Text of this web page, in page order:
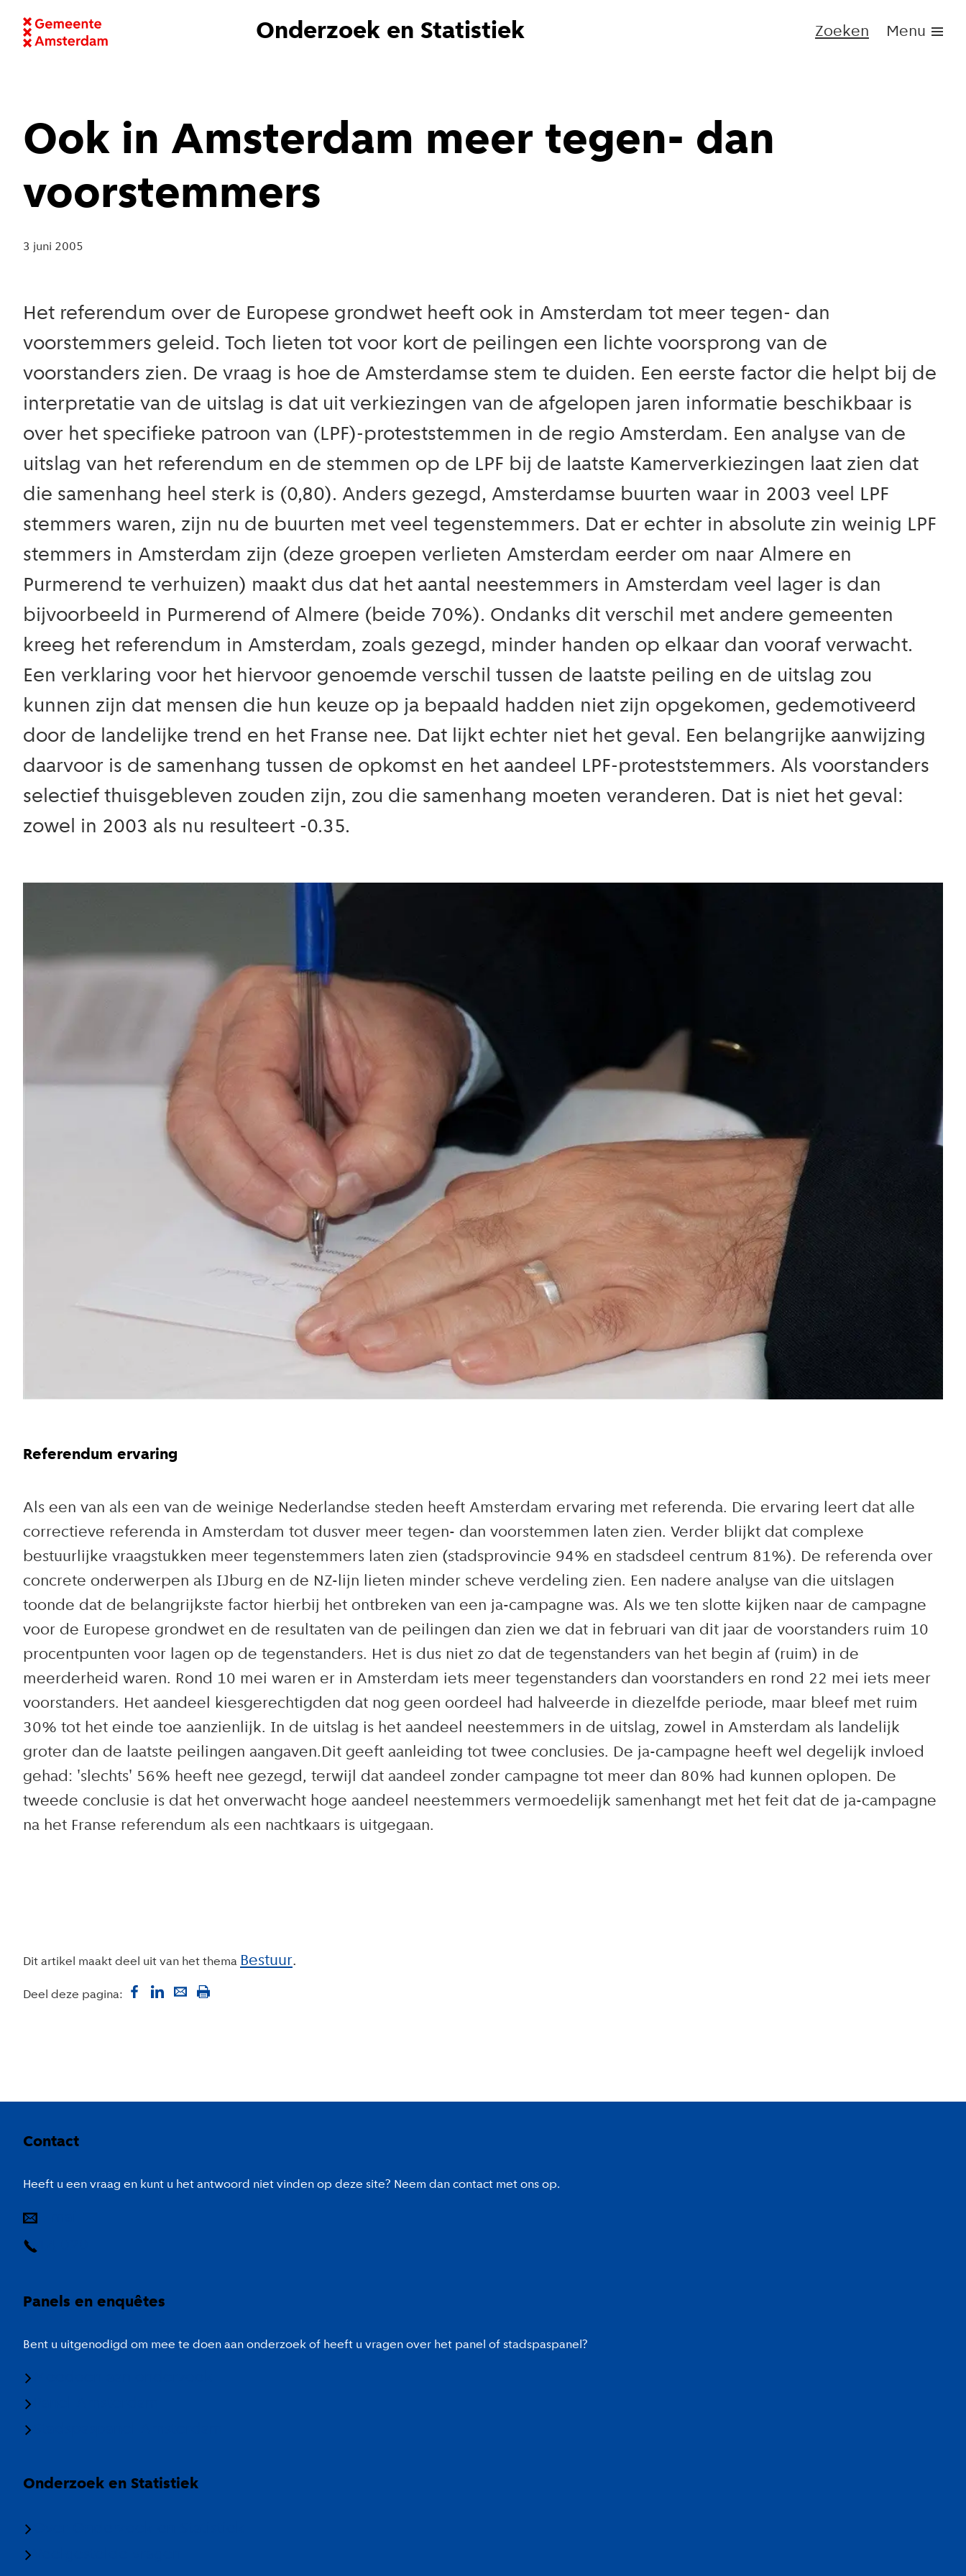
Onderzoek en Statistiek Zoeken Menu
Ook in Amsterdam meer tegen- dan
voorstemmers
3 juni 2005
Het referendum over de Europese grondwet heeft ook in Amsterdam tot meer tegen- dan
voorstemmers geleid. Toch lieten tot voor kort de peilingen een lichte voorsprong van de
voorstanders zien. De vraag is hoe de Amsterdamse stem te duiden. Een eerste factor die helpt bij de
interpretatie van de uitslag is dat uit verkiezingen van de afgelopen jaren informatie beschikbaar is
over het specifieke patroon van (LPF)-proteststemmen in de regio Amsterdam. Een analyse van de
uitslag van het referendum en de stemmen op de LPF bij de laatste Kamerverkiezingen laat zien dat
die samenhang heel sterk is (0,80). Anders gezegd, Amsterdamse buurten waar in 2003 veel LPF
stemmers waren, zijn nu de buurten met veel tegenstemmers. Dat er echter in absolute zin weinig LPF
stemmers in Amsterdam zijn (deze groepen verlieten Amsterdam eerder om naar Almere en
Purmerend te verhuizen) maakt dus dat het aantal neestemmers in Amsterdam veel lager is dan
bijvoorbeeld in Purmerend of Almere (beide 70%). Ondanks dit verschil met andere gemeenten
kreeg het referendum in Amsterdam, zoals gezegd, minder handen op elkaar dan vooraf verwacht.
Een verklaring voor het hiervoor genoemde verschil tussen de laatste peiling en de uitslag zou
kunnen zijn dat mensen die hun keuze op ja bepaald hadden niet zijn opgekomen, gedemotiveerd
door de landelijke trend en het Franse nee. Dat lijkt echter niet het geval. Een belangrijke aanwijzing
daarvoor is de samenhang tussen de opkomst en het aandeel LPF-proteststemmers. Als voorstanders
selectief thuisgebleven zouden zijn, zou die samenhang moeten veranderen. Dat is niet het geval:
zowel in 2003 als nu resulteert -0.35.
Referendum ervaring
Als een van als een van de weinige Nederlandse steden heeft Amsterdam ervaring met referenda. Die ervaring leert dat alle
correctieve referenda in Amsterdam tot dusver meer tegen- dan voorstemmen laten zien. Verder blijkt dat complexe
bestuurlijke vraagstukken meer tegenstemmers laten zien (stadsprovincie 94% en stadsdeel centrum 81%). De referenda over
concrete onderwerpen als IJburg en de NZ-lijn lieten minder scheve verdeling zien. Een nadere analyse van die uitslagen
toonde dat de belangrijkste factor hierbij het ontbreken van een ja-campagne was. Als we ten slotte kijken naar de campagne
voor de Europese grondwet en de resultaten van de peilingen dan zien we dat in februari van dit jaar de voorstanders ruim 10
procentpunten voor lagen op de tegenstanders. Het is dus niet zo dat de tegenstanders van het begin af (ruim) in de
meerderheid waren. Rond 10 mei waren er in Amsterdam iets meer tegenstanders dan voorstanders en rond 22 mei iets meer
voorstanders. Het aandeel kiesgerechtigden dat nog geen oordeel had halveerde in diezelfde periode, maar bleef met ruim
30% tot het einde toe aanzienlijk. In de uitslag is het aandeel neestemmers in de uitslag, zowel in Amsterdam als landelijk
groter dan de laatste peilingen aangaven.Dit geeft aanleiding tot twee conclusies. De ja-campagne heeft wel degelijk invloed
gehad: 'slechts' 56% heeft nee gezegd, terwijl dat aandeel zonder campagne tot meer dan 80% had kunnen oplopen. De
tweede conclusie is dat het onverwacht hoge aandeel neestemmers vermoedelijk samenhangt met het feit dat de ja-campagne
na het Franse referendum als een nachtkaars is uitgegaan.
Dit artikel maakt deel uit van het thema Bestuur
Deel deze pagina:
Contact
Heeft u een vraag en kunt u het antwoord niet vinden op deze site? Neem dan contact met ons op.
Panels en enquêtes
Bent u uitgenodigd om mee te doen aan onderzoek of heeft u vragen over het panel of stadspaspanel?
Onderzoek en Statistiek